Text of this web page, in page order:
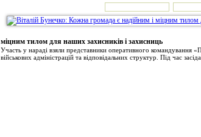
міцним тилом для наших захисників і захисниць
Участь у нараді взяли представники оперативного командування
військових адміністрацій та відповідальних структур. Під час